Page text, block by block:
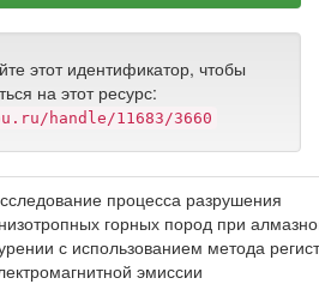
этот идентификатор, чтобы
на этот ресурс:
handle/11683/3660
процесса разрушения
горных пород при
с использованием метода
эмиссии